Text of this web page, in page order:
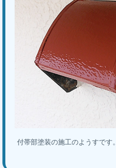
付帯部塗装の施工のようすです。